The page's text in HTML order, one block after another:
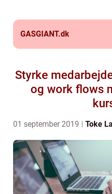
GASGIANT.dk
Styrke
og work flows
01 september 2019 Toke